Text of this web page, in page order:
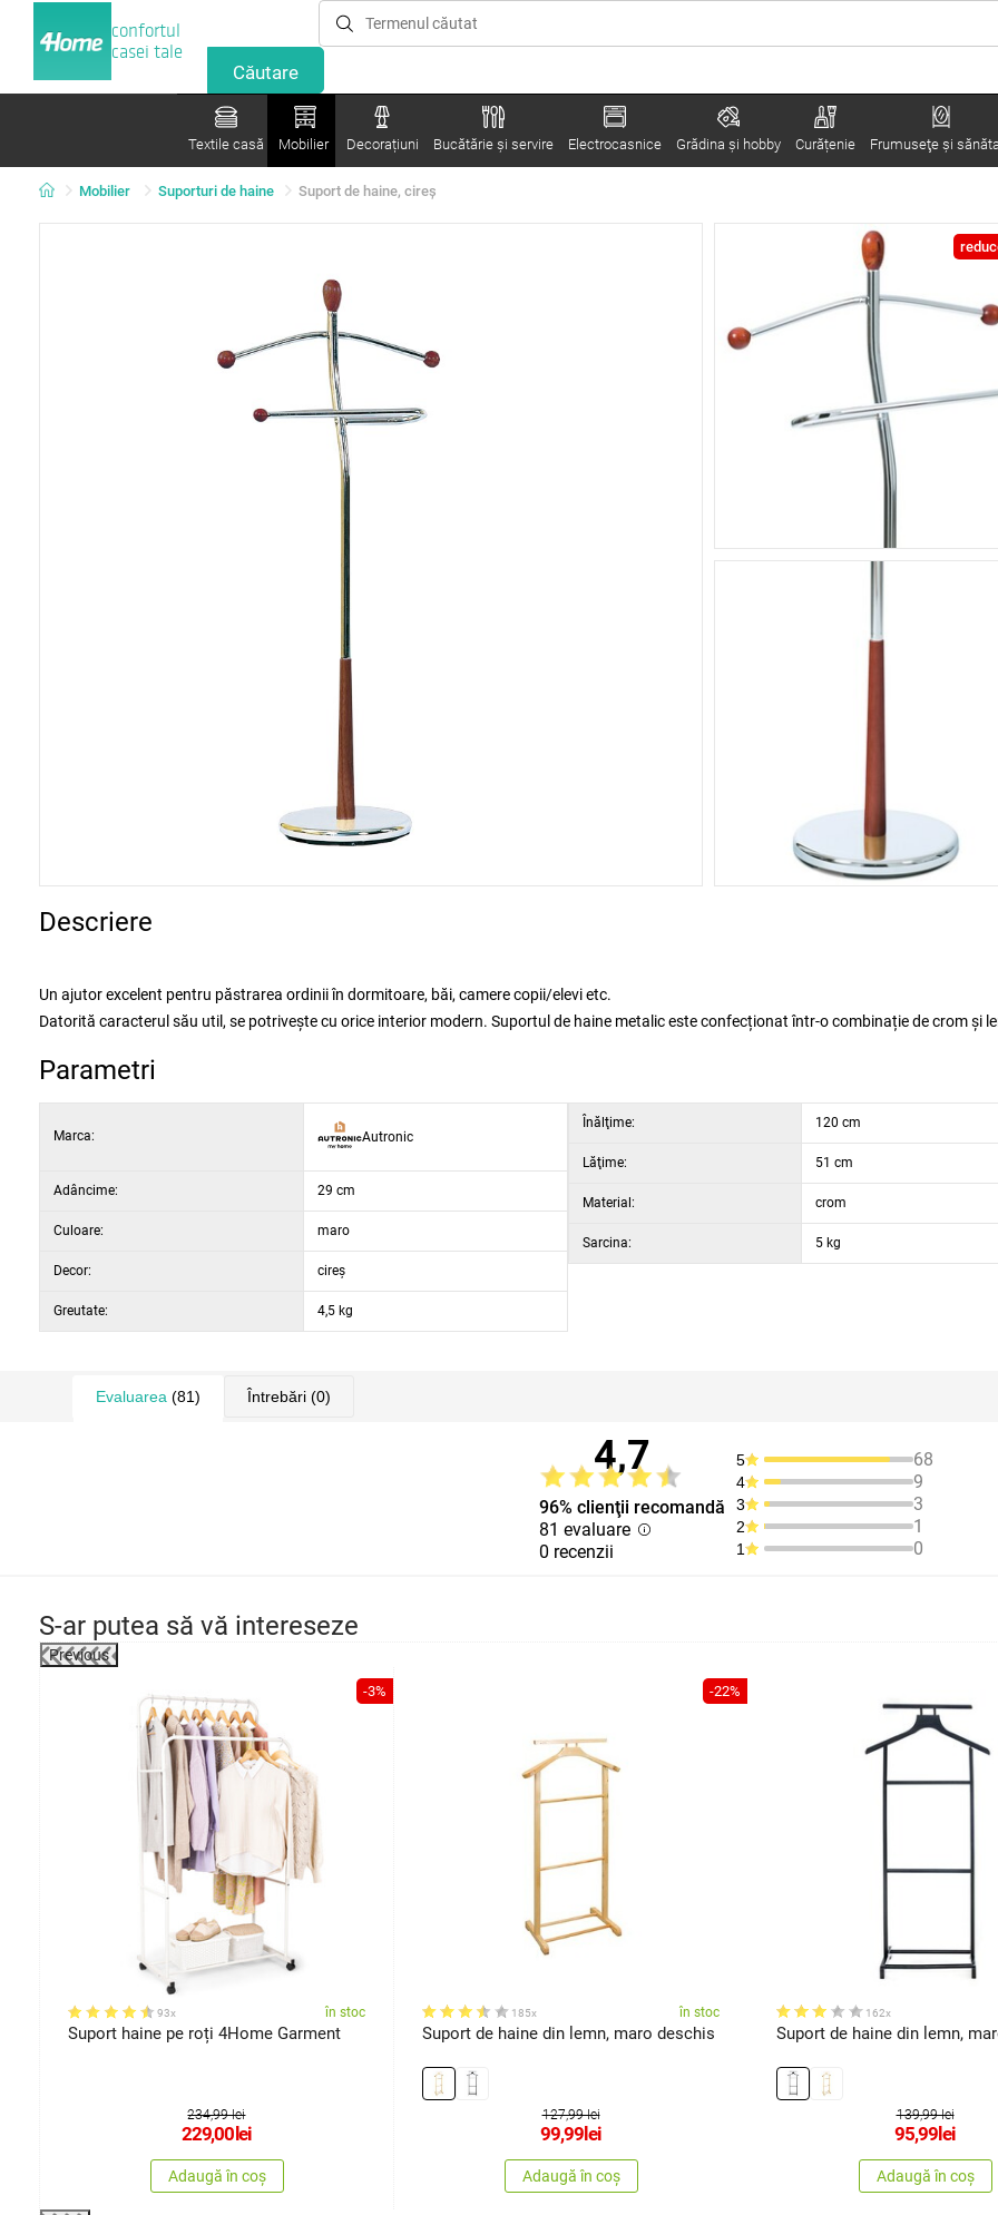
confortul
casei tale
Textile casă Mobilier Decorațiuni Bucătărie și servire Electrocasnice Grădina şi hobby Curățenie Frumuseţe şi
Mobilier Suporturi de haine Suport de haine, cireș
Descriere
Un ajutor excelent pentru păstrarea ordinii în dormitoare, băi, camere copii/elevi etc.
Datorită caracterul său util, se potrivește cu orice interior modern. Suportul de haine metalic este confecționat într-o combinație de crom și
Parametri
Marca: Autronic
Adâncime: 29 cm
Culoare: maro
Decor: cireș
Greutate: 4,5 kg
Înălţime: 120 cm
Lăţime: 51 cm
Material: crom
Sarcina: 5 kg
Evaluarea (81) Întrebări (0)
4,7
96% clienţii recomandă
81 evaluare
0 recenzii
5 68
4 9
3 3
2 1
1 0
S-ar putea să vă intereseze
Previous
-3%
93x în stoc
Suport haine pe roți 4Home Garment
234,99 lei
229,00lei
Adaugă în coș
-22%
185x în stoc
Suport de haine din lemn, maro deschis
127,99 lei
99,99lei
Adaugă în coș
162x
Suport de haine din lemn,
139,99 lei
95,99lei
Adaugă în coș